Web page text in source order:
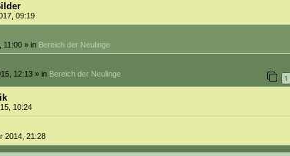
09:19
11:00 » in Bereich der Neulinge
12:13 » in Bereich der Neulinge 1
10:24
2014, 21:28